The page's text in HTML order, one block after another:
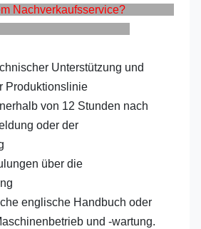
Nachverkaufsservice?
Unterstützung und
Produktionslinie
von 12 Stunden nach
oder der
über die
englische Handbuch oder
und -wartung.